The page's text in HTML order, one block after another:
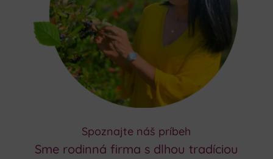
Spoznajte náš príbeh
Sme rodinná firma s dlhou tradíciou